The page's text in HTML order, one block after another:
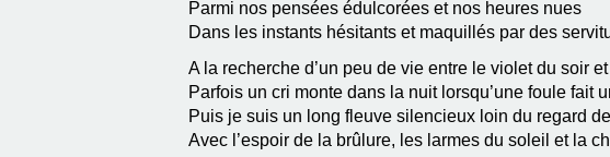
Parmi nos pensées édulcorées et nos heures nues
Dans les instants hésitants et maquillés par des
A la recherche d’un peu de vie entre le violet du soir
Parfois un cri monte dans la nuit lorsqu’une foule fait
Puis je suis un long fleuve silencieux loin du regard
Avec l’espoir de la brûlure, les larmes du soleil et la